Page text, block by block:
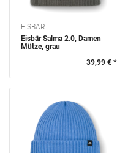
EISBÄR
Eisbär Salma 2.0, Damen
Mütze, grau
39,99 € *